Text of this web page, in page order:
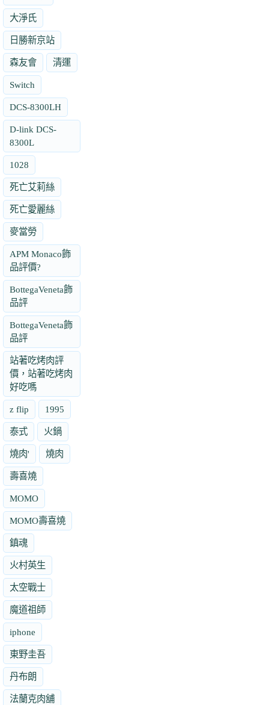
大淨氏
日勝新京站
森友會 清運
Switch
DCS-8300LH
D-link DCS-
8300L
1028
死亡艾莉絲
死亡愛麗絲
麥當勞
APM Monaco飾
品評價?
BottegaVeneta飾
品評
BottegaVeneta飾
品評
站著吃烤肉評
價，站著吃烤肉
好吃嗎
z flip 1995
泰式 火鍋
燒肉' 燒肉
壽喜燒
MOMO
MOMO壽喜燒
鎮魂
火村英生
太空戰士
魔道祖師
iphone
東野圭吾
丹布朗
法蘭克肉舖